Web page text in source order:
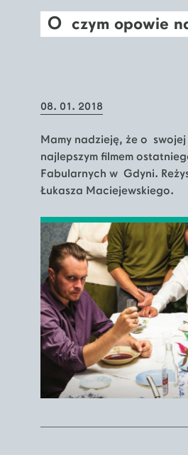
O czym opowie
08. 01. 2018
Mamy nadzieję, że o
najlepszym filmem
Fabularnych w Gdyni.
Łukasza Maciejewskiego.